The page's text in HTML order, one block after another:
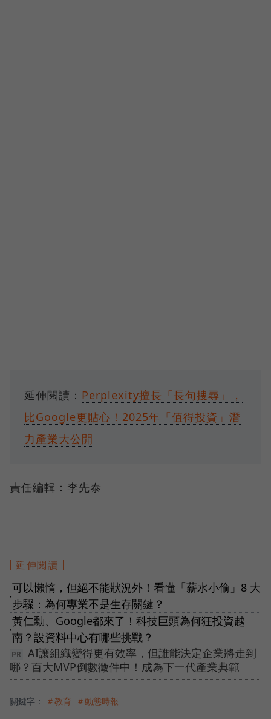
延伸閱讀： Perplexity擅長「長句搜尋」，
比Google更貼心！2025年「值得投資」潛
力產業大公開
責任編輯：李先泰
延伸閱讀
●
可以懶惰，但絕不能狀況外！看懂「薪水小偷」8 大
步驟：為何專業不是生存關鍵？
●
黃仁勳、Google都來了！科技巨頭為何狂投資越
南？設資料中心有哪些挑戰？
AI讓組織變得更有效率，但誰能決定企業將走到
哪？百大MVP倒數徵件中！成為下一代產業典範
關鍵字： ＃教育 ＃動態時報